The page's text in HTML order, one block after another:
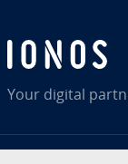
Your digital